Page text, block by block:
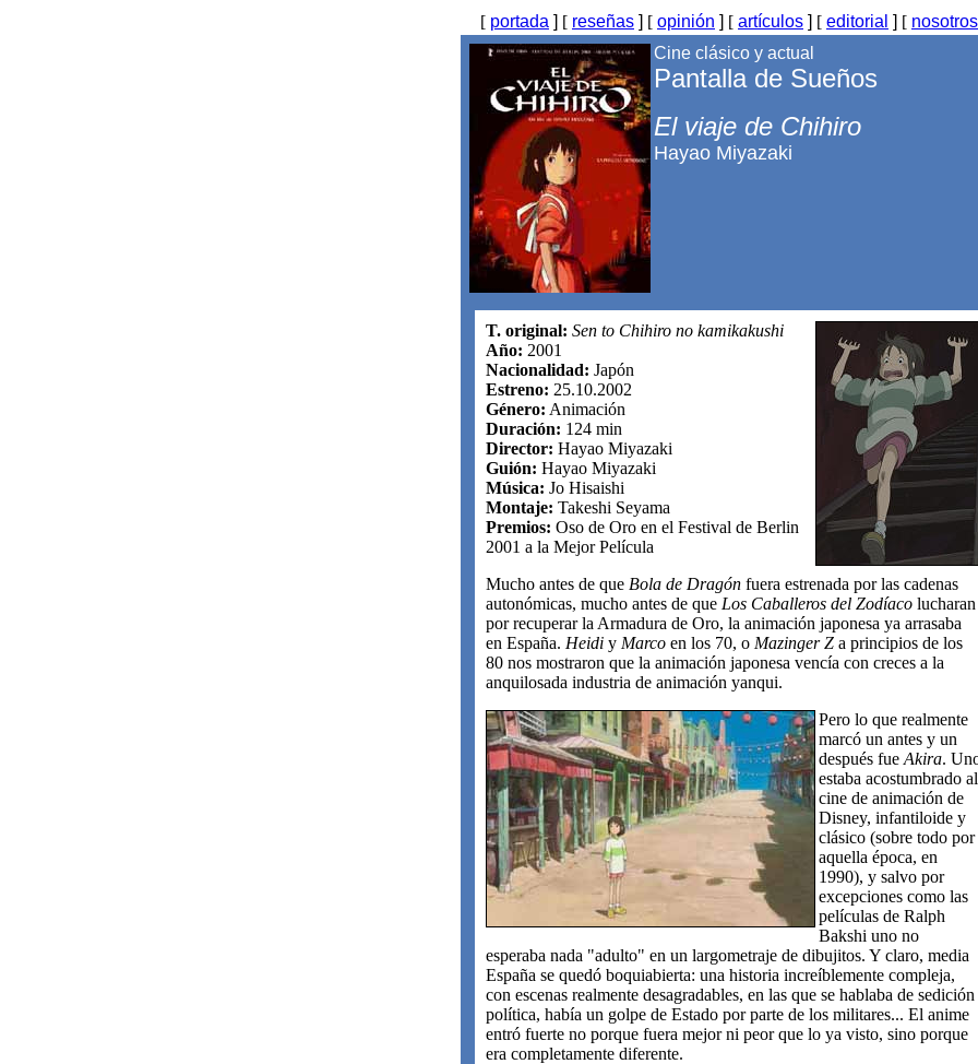
[ portada ] [ reseñas ] [ opinión ] [ artículos ] [ editorial ] [ nosotros
Cine clásico y actual
Pantalla de Sueños
El viaje de Chihiro
Hayao Miyazaki
T. original: Sen to Chihiro no kamikakushi
Año: 2001
Nacionalidad: Japón
Estreno: 25.10.2002
Género: Animación
Duración: 124 min
Director: Hayao Miyazaki
Guión: Hayao Miyazaki
Música: Jo Hisaishi
Montaje: Takeshi Seyama
Premios: Oso de Oro en el Festival de Berlin
2001 a la Mejor Película
Mucho antes de que Bola de Dragón fuera estrenada por las cadenas
autonómicas, mucho antes de que Los Caballeros del Zodíaco lucharan
por recuperar la Armadura de Oro, la animación japonesa ya arrasaba
en España. Heidi y Marco en los 70, o Mazinger Z a principios de los
80 nos mostraron que la animación japonesa vencía con creces a la
anquilosada industria de animación yanqui.
Pero lo que realmente
marcó un antes y un
después fue Akira.
estaba acostumbrado al
cine de animación de
Disney, infantiloide y
clásico (sobre todo por
aquella época, en
1990), y salvo por
excepciones como las
películas de Ralph
Bakshi uno no
esperaba nada "adulto" en un largometraje de dibujitos. Y claro, media
España se quedó boquiabierta: una historia increíblemente compleja,
con escenas realmente desagradables, en las que se hablaba de sedición
política, había un golpe de Estado por parte de los militares... El anime
entró fuerte no porque fuera mejor ni peor que lo ya visto, sino porque
era completamente diferente.